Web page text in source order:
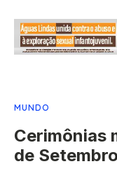
MUNDO
Cerimônias
de